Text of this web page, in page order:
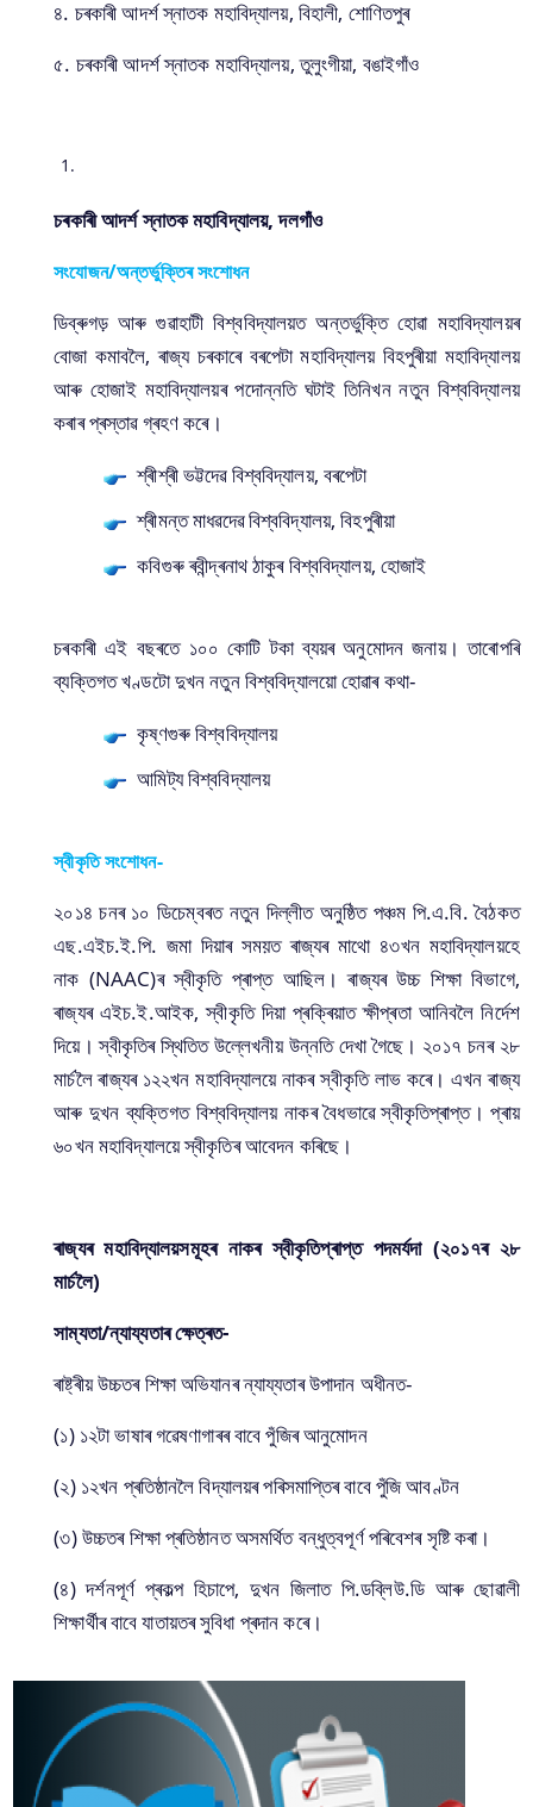
৪. চৰকাৰী আদৰ্শ স্নাতক মহাবিদ্যালয়, বিহালী, শোণিতপুৰ
৫. চৰকাৰী আদৰ্শ স্নাতক মহাবিদ্যালয়, তুলুংগীয়া, বঙাইগাঁও
চৰকাৰী আদৰ্শ স্নাতক মহাবিদ্যালয়, দলগাঁও
সংযোজন/অন্তৰ্ভুক্তিৰ সংশোধন
ডিব্ৰুগড় আৰু গুৱাহাটী বিশ্ববিদ্যালয়ত অন্তৰ্ভুক্তি হোৱা মহাবিদ্যালয়ৰ
বোজা কমাবলৈ, ৰাজ্য চৰকাৰে বৰপেটা মহাবিদ্যালয় বিহপুৰীয়া মহাবিদ্যালয়
আৰু হোজাই মহাবিদ্যালয়ৰ পদোন্নতি ঘটাই তিনিখন নতুন বিশ্ববিদ্যালয়
কৰাৰ প্ৰস্তাৱ গ্ৰহণ কৰে।
শ্ৰীশ্ৰী ভট্টদেৱ বিশ্ববিদ্যালয়, বৰপেটা
শ্ৰীমন্ত মাধৱদেৱ বিশ্ববিদ্যালয়, বিহপুৰীয়া
কবিগুৰু ৰবীন্দ্ৰনাথ ঠাকুৰ বিশ্ববিদ্যালয়, হোজাই
চৰকাৰী এই বছৰতে ১০০ কোটি টকা ব্যয়ৰ অনুমোদন জনায়। তাৰোপৰি
ব্যক্তিগত খণ্ডটো দুখন নতুন বিশ্ববিদ্যালয়ো হোৱাৰ কথা-
কৃষ্ণগুৰু বিশ্ববিদ্যালয়
আমিট্য বিশ্ববিদ্যালয়
স্বীকৃতি সংশোধন-
২০১৪ চনৰ ১০ ডিচেম্বৰত নতুন দিল্লীত অনুষ্ঠিত পঞ্চম পি.এ.বি. বৈঠকত
এছ.এইচ.ই.পি. জমা দিয়াৰ সময়ত ৰাজ্যৰ মাথো ৪৩খন মহাবিদ্যালয়হে
নাক (NAAC)ৰ স্বীকৃতি প্ৰাপ্ত আছিল। ৰাজ্যৰ উচ্চ শিক্ষা বিভাগে,
ৰাজ্যৰ এইচ.ই.আইক, স্বীকৃতি দিয়া প্ৰক্ৰিয়াত ক্ষীপ্ৰতা আনিবলৈ নিৰ্দেশ
দিয়ে। স্বীকৃতিৰ স্থিতিত উল্লেখনীয় উন্নতি দেখা গৈছে। ২০১৭ চনৰ ২৮
মাৰ্চলৈ ৰাজ্যৰ ১২২খন মহাবিদ্যালয়ে নাকৰ স্বীকৃতি লাভ কৰে। এখন ৰাজ্য
আৰু দুখন ব্যক্তিগত বিশ্ববিদ্যালয় নাকৰ বৈধভাৱে স্বীকৃতিপ্ৰাপ্ত। প্ৰায়
৬০খন মহাবিদ্যালয়ে স্বীকৃতিৰ আবেদন কৰিছে।
ৰাজ্যৰ মহাবিদ্যালয়সমূহৰ নাকৰ স্বীকৃতিপ্ৰাপ্ত পদমৰ্যদা (২০১৭ৰ ২৮
মাৰ্চলৈ)
সাম্যতা/ন্যায্যতাৰ ক্ষেত্ৰত-
ৰাষ্ট্ৰীয় উচ্চতৰ শিক্ষা অভিযানৰ ন্যায্যতাৰ উপাদান অধীনত-
(১) ১২টা ভাষাৰ গৱেষণাগাৰৰ বাবে পুঁজিৰ আনুমোদন
(২) ১২খন প্ৰতিষ্ঠানলৈ বিদ্যালয়ৰ পৰিসমাপ্তিৰ বাবে পুঁজি আবণ্টন
(৩) উচ্চতৰ শিক্ষা প্ৰতিষ্ঠানত অসমৰ্থিত বন্ধুত্বপূৰ্ণ পৰিবেশৰ সৃষ্টি কৰা।
(৪) দৰ্শনপূৰ্ণ প্ৰকল্প হিচাপে, দুখন জিলাত পি.ডব্লিউ.ডি আৰু ছোৱালী
শিক্ষাৰ্থীৰ বাবে যাতায়তৰ সুবিধা প্ৰদান কৰে।